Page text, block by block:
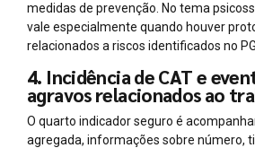
medidas de prevenção. No tema
vale especialmente quando houver
relacionados a riscos identificados no
4. Incidência de CAT e
agravos relacionados ao
O quarto indicador seguro é
agregada, informações sobre número,